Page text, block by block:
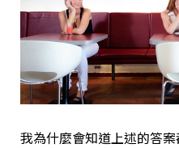
我為什麼會知道上述的答